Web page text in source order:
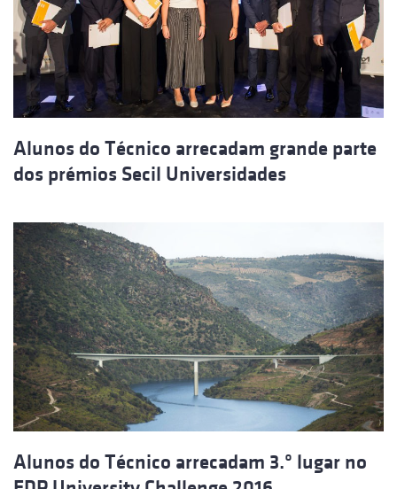
Alunos do Técnico arrecadam grande parte
dos prémios Secil Universidades
Alunos do Técnico arrecadam 3.º lugar no